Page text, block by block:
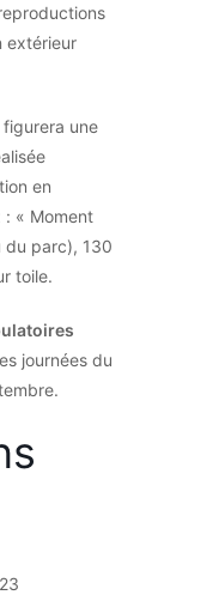
extérieur
une
en
: « Moment
du parc), 130
toile.
journées du